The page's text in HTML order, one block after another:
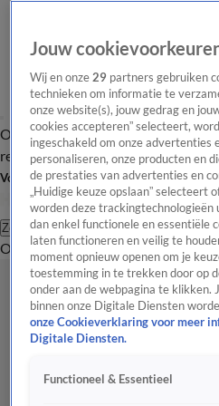
Overzicht Laatste nieuws Regionieuws
redactie
Volg Hart van Nederland
Zoeken
OverzichtRegioUitzendingenWeer
Jouw
Wij en onze29 partners gebruiken
technieken om informatie te
onze website(s), jouw gedrag en
cookies accepteren” selecteert,
ingeschakeld om onze advertenties
personaliseren, onze producten en
de prestaties van advertenties en
„Huidige keuze opslaan” selecteert
worden deze trackingtechnologieën
dan enkel functionele en essentiële
laten functioneren en veilig te
moment opnieuw openen om je
toestemming in te trekken door op
onder aan de webpagina te klikken.
binnen onze Digitale Diensten
onze Cookieverklaring voor meer
Digitale Diensten.
Functioneel & Essentieel